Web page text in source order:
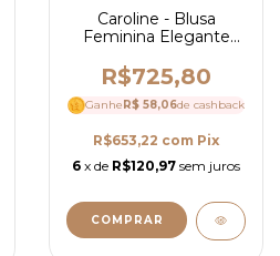
Caroline - Blusa
Feminina Elegante
Alta, Manga Longa e
Regata - Ref 4225
R$725,80
GanheR$ 58,06de cashback
R$653,22 com Pix
6 x de R$120,97 sem juros
COMPRAR